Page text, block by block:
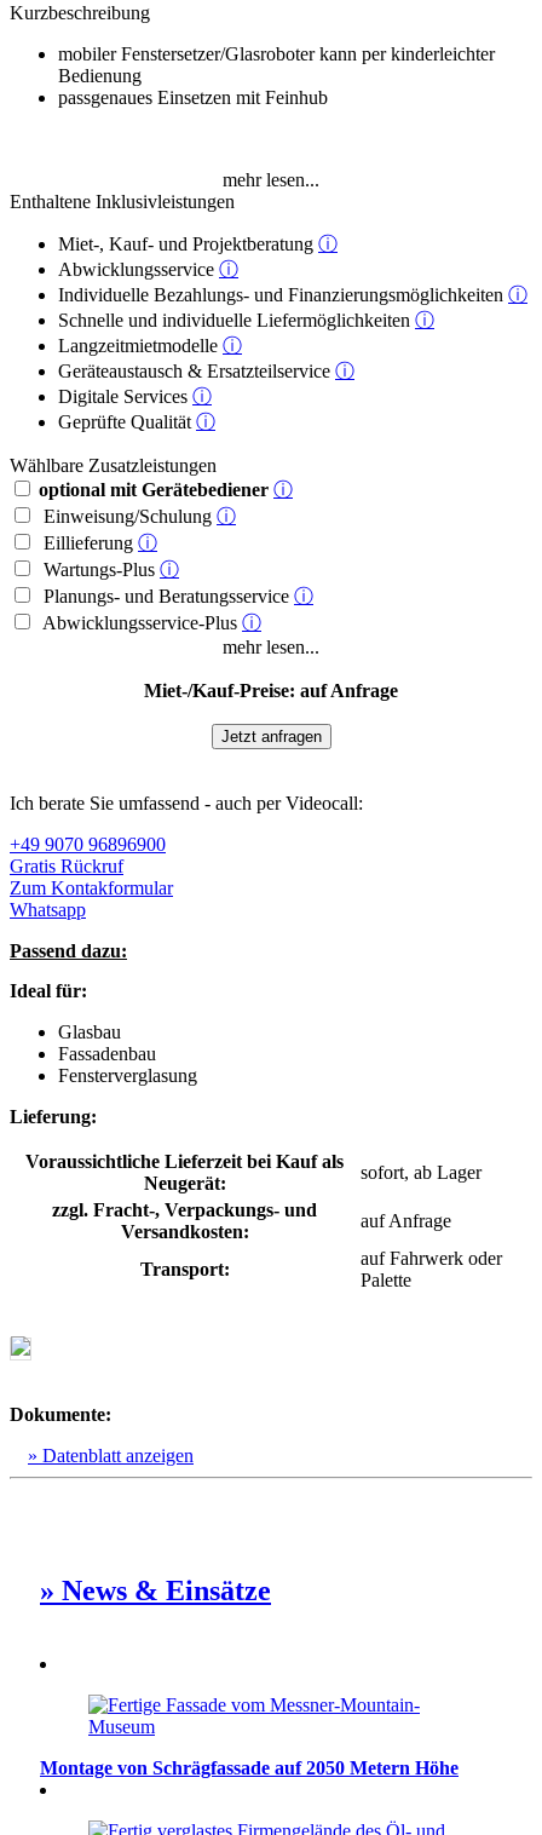
Kurzbeschreibung
mobiler Fenstersetzer/Glasroboter kann per kinderleichter
Bedienung
passgenaues Einsetzen mit Feinhub
mehr lesen...
Enthaltene Inklusivleistungen
Miet-, Kauf- und Projektberatung ⓘ
Abwicklungsservice ⓘ
Individuelle Bezahlungs- und Finanzierungsmöglichkeiten ⓘ
Schnelle und individuelle Liefermöglichkeiten ⓘ
Langzeitmietmodelle ⓘ
Geräteaustausch & Ersatzteilservice ⓘ
Digitale Services ⓘ
Geprüfte Qualität ⓘ
Wählbare Zusatzleistungen
optional mit Gerätebediener ⓘ
Einweisung/Schulung ⓘ
Eillieferung ⓘ
Wartungs-Plus ⓘ
Planungs- und Beratungsservice ⓘ
Abwicklungsservice-Plus ⓘ
mehr lesen...
Miet-/Kauf-Preise: auf Anfrage
Jetzt anfragen
Ich berate Sie umfassend - auch per Videocall:
+49 9070 96896900
Gratis Rückruf
Zum Kontakformular
Whatsapp
Passend dazu:
Ideal für:
Glasbau
Fassadenbau
Fensterverglasung
Lieferung:
Voraussichtliche Lieferzeit bei Kauf als
Neugerät:
sofort, ab Lager
zzgl. Fracht-, Verpackungs- und
Versandkosten:
auf Anfrage
Transport:
auf Fahrwerk oder
Palette
Dokumente:
» Datenblatt anzeigen
» News & Einsätze
Montage von Schrägfassade auf 2050 Metern Höhe